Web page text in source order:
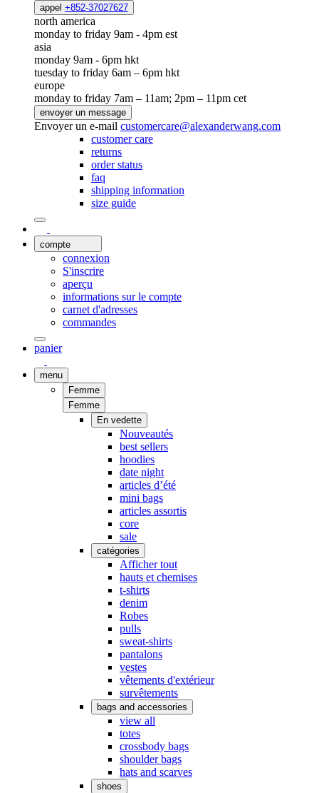
appel +852-37027627
north america
monday to friday 9am - 4pm est
asia
monday 9am - 6pm hkt
tuesday to friday 6am – 6pm hkt
europe
monday to friday 7am – 11am; 2pm – 11pm cet
envoyer un message
Envoyer un e-mail customercare@alexanderwang.com
customer care
returns
order status
faq
shipping information
size guide
compte
connexion
S'inscrire
aperçu
informations sur le compte
carnet d'adresses
commandes
panier
menu
Femme
Femme
En vedette
Nouveautés
best sellers
hoodies
date night
articles d’été
mini bags
articles assortis
core
sale
catégories
Afficher tout
hauts et chemises
t-shirts
denim
Robes
pulls
sweat-shirts
pantalons
vestes
vêtements d'extérieur
survêtements
bags and accessories
view all
totes
crossbody bags
shoulder bags
hats and scarves
shoes